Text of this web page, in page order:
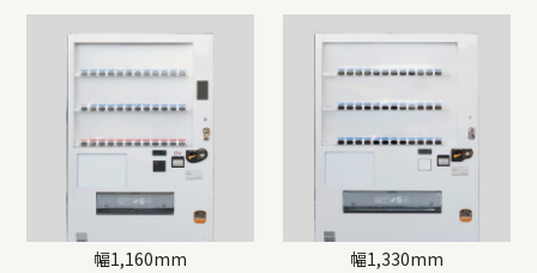
幅1,160mm 幅1,330mm